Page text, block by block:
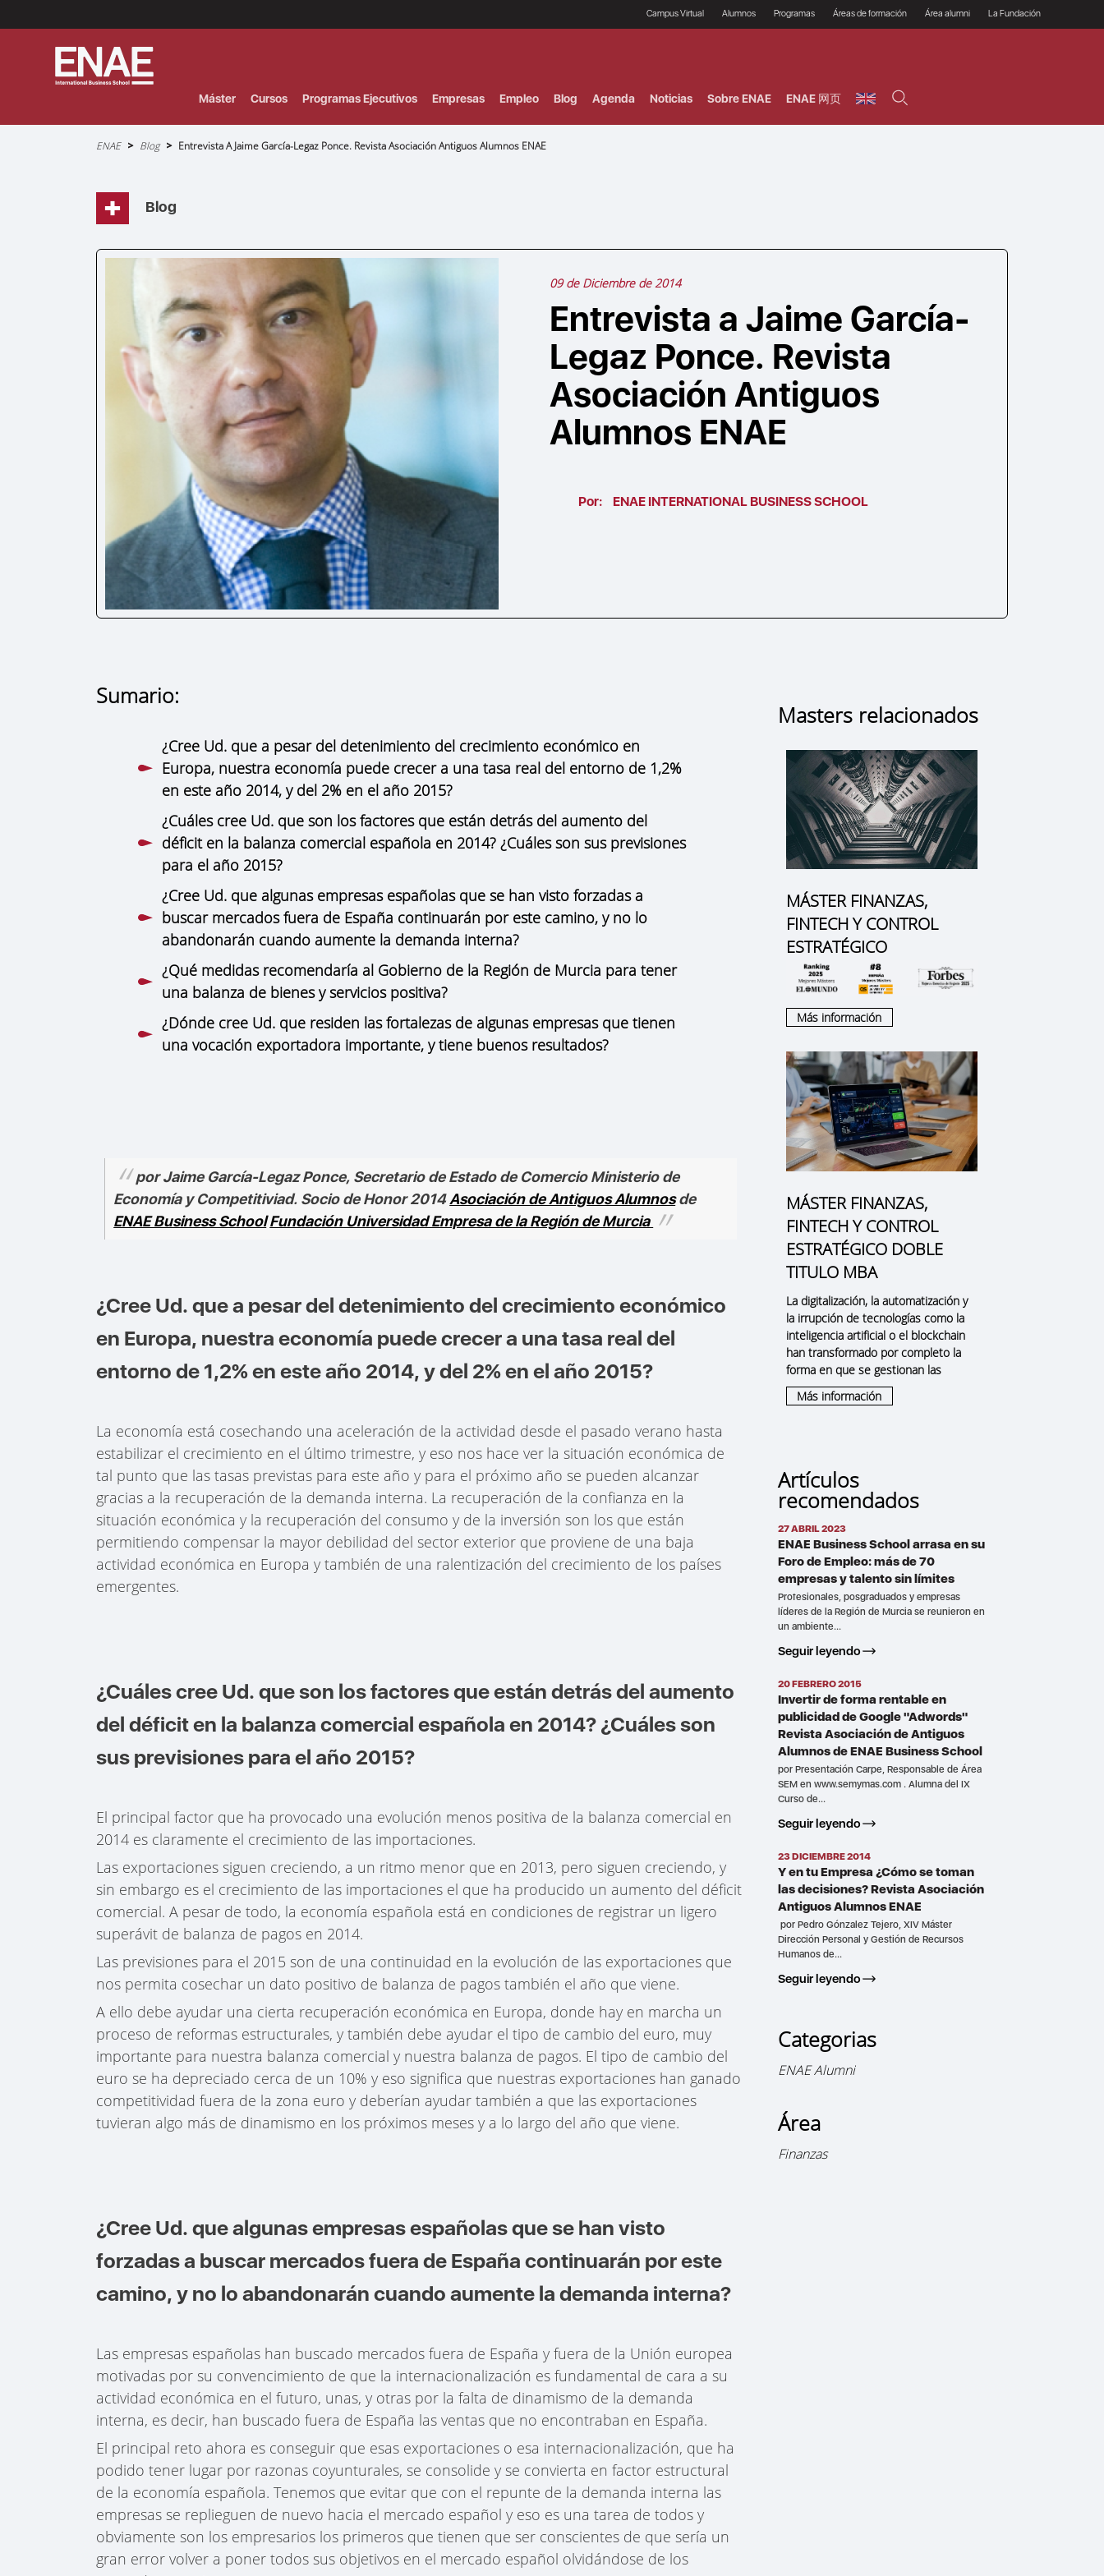
Campus Virtual Alumnos
Prácticas en empresas
Programas
Programas Ejecutivos
Áreas de formación
Riesgos
Área alumni La Fundación
Máster Cursos Programas Ejecutivos Empresas Empleo Blog Agenda Noticias Sobre ENAE ENAE 网页
Sobrescribir
la
navegación
ENAE Blog Entrevista A Jaime García-Legaz Ponce. Revista Asociación Antiguos Alumnos ENAE
Blog
09 de Diciembre de 2014
Entrevista a Jaime García-
Legaz Ponce. Revista
Asociación Antiguos
Alumnos ENAE
Por: ENAE INTERNATIONAL BUSINESS SCHOOL
Sumario:
¿Cree Ud. que a pesar del detenimiento del crecimiento económico en
Europa, nuestra economía puede crecer a una tasa real del entorno de 1,2%
en este año 2014, y del 2% en el año 2015?
¿Cuáles cree Ud. que son los factores que están detrás del aumento del
déficit en la balanza comercial española en 2014? ¿Cuáles son sus previsiones
para el año 2015?
¿Cree Ud. que algunas empresas españolas que se han visto forzadas a
buscar mercados fuera de España continuarán por este camino, y no lo
abandonarán cuando aumente la demanda interna?
¿Qué medidas recomendaría al Gobierno de la Región de Murcia para tener
una balanza de bienes y servicios positiva?
¿Dónde cree Ud. que residen las fortalezas de algunas empresas que tienen
una vocación exportadora importante, y tiene buenos resultados?
por Jaime García-Legaz Ponce, Secretario de Estado de Comercio Ministerio de
Economía y Competitiviad. Socio de Honor 2014Asociación de Antiguos Alumnosde
ENAE Business School Fundación Universidad Empresa de la Región de Murcia
¿Cree Ud. que a pesar del detenimiento del crecimiento económico
en Europa, nuestra economía puede crecer a una tasa real del
entorno de 1,2% en este año 2014, y del 2% en el año 2015?
La economía está cosechando una aceleración de la actividad desde el pasado verano hasta
estabilizar el crecimiento en el último trimestre, y eso nos hace ver la situación económica de
tal punto que las tasas previstas para este año y para el próximo año se pueden alcanzar
gracias a la recuperación de la demanda interna. La recuperación de la confianza en la
situación económica y la recuperación del consumo y de la inversión son los que están
permitiendo compensar la mayor debilidad del sector exterior que proviene de una baja
actividad económica en Europa y también de una ralentización del crecimiento de los países
emergentes.
¿Cuáles cree Ud. que son los factores que están detrás del aumento
del déficit en la balanza comercial española en 2014? ¿Cuáles son
sus previsiones para el año 2015?
El principal factor que ha provocado una evolución menos positiva de la balanza comercial en
2014 es claramente el crecimiento de las importaciones.
Las exportaciones siguen creciendo, a un ritmo menor que en 2013, pero siguen creciendo, y
sin embargo es el crecimiento de las importaciones el que ha producido un aumento del déficit
comercial. A pesar de todo, la economía española está en condiciones de registrar un ligero
superávit de balanza de pagos en 2014.
Las previsiones para el 2015 son de una continuidad en la evolución de las exportaciones que
nos permita cosechar un dato positivo de balanza de pagos también el año que viene.
A ello debe ayudar una cierta recuperación económica en Europa, donde hay en marcha un
proceso de reformas estructurales, y también debe ayudar el tipo de cambio del euro, muy
importante para nuestra balanza comercial y nuestra balanza de pagos. El tipo de cambio del
euro se ha depreciado cerca de un 10% y eso significa que nuestras exportaciones han ganado
competitividad fuera de la zona euro y deberían ayudar también a que las exportaciones
tuvieran algo más de dinamismo en los próximos meses y a lo largo del año que viene.
¿Cree Ud. que algunas empresas españolas que se han visto
forzadas a buscar mercados fuera de España continuarán por este
camino, y no lo abandonarán cuando aumente la demanda interna?
Las empresas españolas han buscado mercados fuera de España y fuera de la Unión europea
motivadas por su convencimiento de que la internacionalización es fundamental de cara a su
actividad económica en el futuro, unas, y otras por la falta de dinamismo de la demanda
interna, es decir, han buscado fuera de España las ventas que no encontraban en España.
El principal reto ahora es conseguir que esas exportaciones o esa internacionalización, que ha
podido tener lugar por razonas coyunturales, se consolide y se convierta en factor estructural
de la economía española. Tenemos que evitar que con el repunte de la demanda interna las
empresas se replieguen de nuevo hacia el mercado español y eso es una tarea de todos y
obviamente son los empresarios los primeros que tienen que ser conscientes de que sería un
gran error volver a poner todos sus objetivos en el mercado español olvidándose de los
Masters relacionados
MÁSTER FINANZAS,
FINTECH Y CONTROL
ESTRATÉGICO
Más información
MÁSTER FINANZAS,
FINTECH Y CONTROL
ESTRATÉGICO DOBLE
TITULO MBA
La digitalización, la automatización y
la irrupción de tecnologías como la
inteligencia artificial o el blockchain
han transformado por completo la
forma en que se gestionan las
Más información
Artículos
recomendados
27 ABRIL 2023
ENAE Business School arrasa en su
Foro de Empleo: más de 70
empresas y talento sin límites
Profesionales, posgraduados y empresas
líderes de la Región de Murcia se reunieron en
un ambiente...
Seguir leyendo
20 FEBRERO 2015
Invertir de forma rentable en
publicidad de Google "Adwords"
Revista Asociación de Antiguos
Alumnos de ENAE Business School
por Presentación Carpe, Responsable de Área
SEM en www.semymas.com . Alumna del IX
Curso de...
Seguir leyendo
23 DICIEMBRE 2014
Y en tu Empresa ¿Cómo se toman
las decisiones? Revista Asociación
Antiguos Alumnos ENAE
por Pedro Gónzalez Tejero, XIV Máster
Dirección Personal y Gestión de Recursos
Humanos de...
Seguir leyendo
Categorias
ENAE Alumni
Área
Finanzas